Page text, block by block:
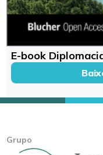
E-book
Grupo